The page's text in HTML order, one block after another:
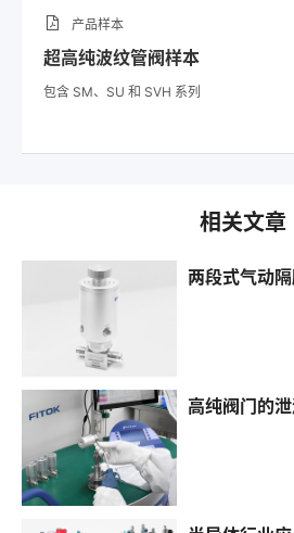
产品样本
超高纯波纹管阀样本
包含 SM、SU 和 SVH 系列
相关文章
两段式气动
高纯阀门的